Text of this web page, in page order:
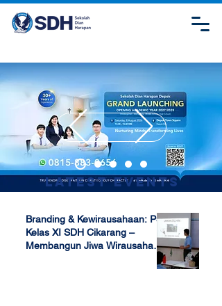
Latest Events
Branding & Kewirausahaan: P5
Kelas XI SDH Cikarang –
Membangun Jiwa Wirausaha